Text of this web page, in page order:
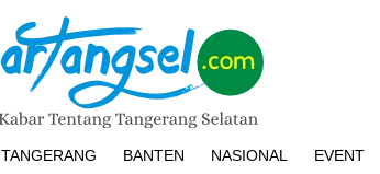
TANGERANG BANTEN NASIONAL EVENT